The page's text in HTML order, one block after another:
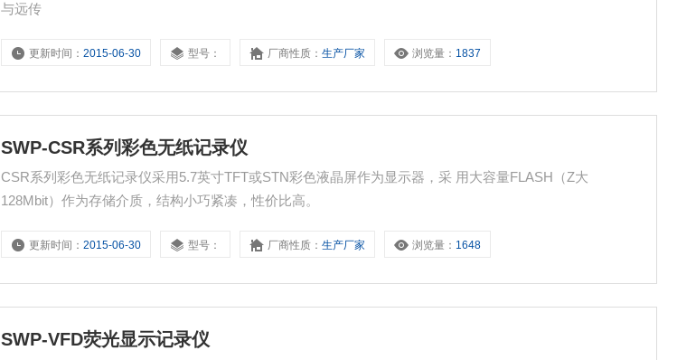
与远传
更新时间：2015-06-30 型号： 厂商性质：生产厂家 浏览量： 1837
SWP-CSR系列彩色无纸记录仪
CSR系列彩色无纸记录仪采用5.7英寸TFT或STN彩色液晶屏作为显示器，采 用大容量FLASH（Z大
128Mbit）作为存储介质，结构小巧紧凑，性价比高。
更新时间：2015-06-30 型号： 厂商性质：生产厂家 浏览量： 1648
SWP-VFD荧光显示记录仪